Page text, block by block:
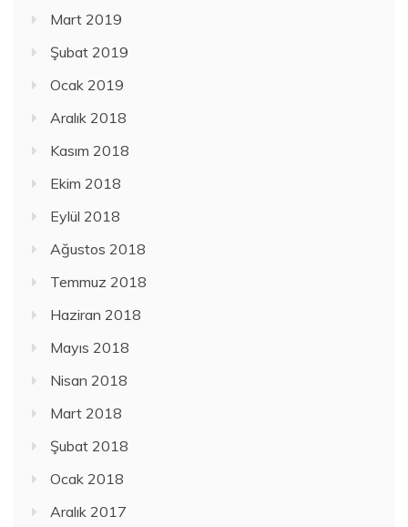
Mart 2019
Şubat 2019
Ocak 2019
Aralık 2018
Kasım 2018
Ekim 2018
Eylül 2018
Ağustos 2018
Temmuz 2018
Haziran 2018
Mayıs 2018
Nisan 2018
Mart 2018
Şubat 2018
Ocak 2018
Aralık 2017